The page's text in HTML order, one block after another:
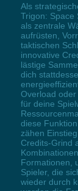
Als
Trigon: Space
als zentrale
aufrüsten,
taktischen
innovative
lästige
dich
Overload
für deine
diese
zähen
Credits-Grind
Formationen,
Spieler, die
wieder durch